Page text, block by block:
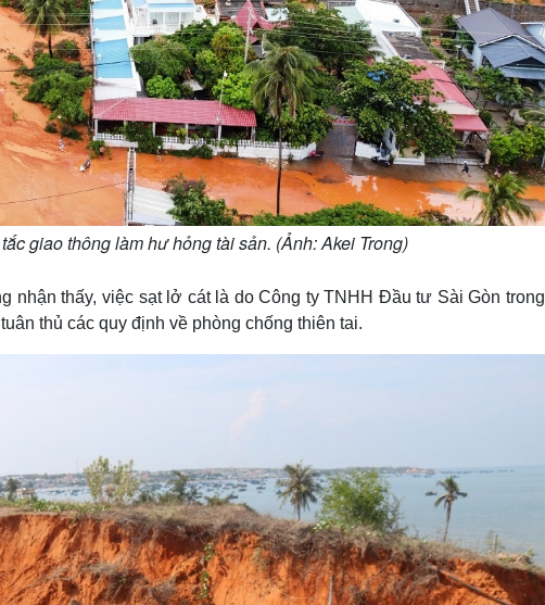
giao thông làm hư hỏng tài sản. (Ảnh: Akei Trong)
nhận thấy, việc sạt lở cát là do Công ty TNHH Đầu tư Sài Gòn trong
thủ các quy định về phòng chống thiên tai.